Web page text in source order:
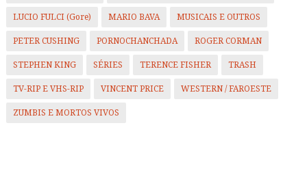
LUCIO FULCI (Gore) MARIO BAVA MUSICAIS E OUTROS
PETER CUSHING PORNOCHANCHADA ROGER CORMAN
STEPHEN KING SÉRIES TERENCE FISHER TRASH
TV-RIP E VHS-RIP VINCENT PRICE WESTERN / FAROESTE
ZUMBIS E MORTOS VIVOS